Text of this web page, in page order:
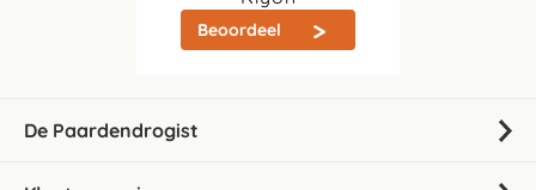
Beoordeel
De Paardendrogist